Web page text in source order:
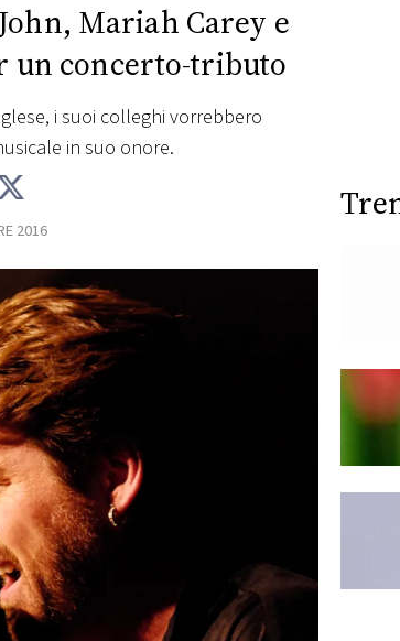
Mariah Carey e
un concerto-tributo
i suoi colleghi vorrebbero
in suo onore.
2016